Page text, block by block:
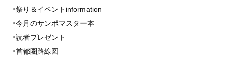
・祭り＆イベントinformation
・今月のサンポマスター本
・読者プレゼント
・首都圏路線図